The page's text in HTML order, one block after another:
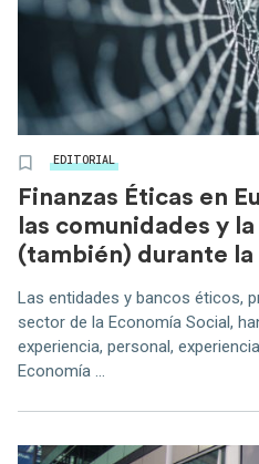
EDITORIAL
Finanzas Éticas en
las comunidades y
(también) durante la
Las entidades y bancos éticos,
sector de la Economía Social,
experiencia, personal,
Economía ...